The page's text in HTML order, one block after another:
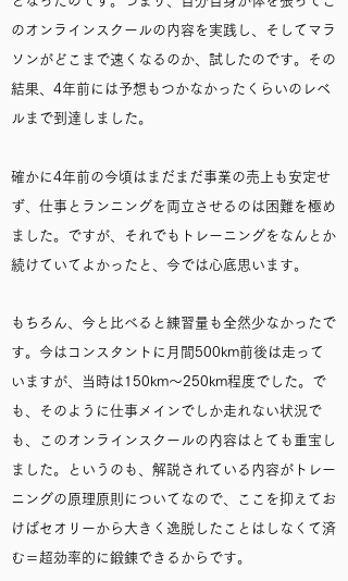
のオンラインスクールの内容を実践し、そしてマラ
ソンがどこまで速くなるのか、試したのです。その
結果、4年前には予想もつかなかったくらいのレベ
ルまで到達しました。
確かに4年前の今頃はまだまだ事業の売上も安定せ
ず、仕事とランニングを両立させるのは困難を極め
ました。ですが、それでもトレーニングをなんとか
続けていてよかったと、今では心底思います。
もちろん、今と比べると練習量も全然少なかったで
す。今はコンスタントに月間500km前後は走って
いますが、当時は150km〜250km程度でした。で
も、そのように仕事メインでしか走れない状況で
も、このオンラインスクールの内容はとても重宝し
ました。というのも、解説されている内容がトレー
ニングの原理原則についてなので、ここを抑えてお
けばセオリーから大きく逸脱したことはしなくて済
む＝超効率的に鍛錬できるからです。